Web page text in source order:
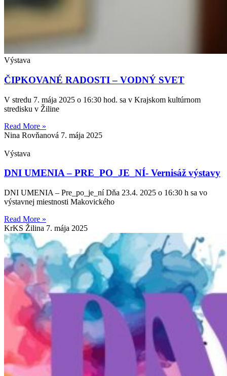
Výstava
ČIPKOVANÉ RADOSTI – VODNÝ SVET
V stredu 7. mája 2025 o 16:30 hod. sa v Krajskom kultúrnom
stredisku v Žiline
Read More »
Nina Rovňanová 7. mája 2025
Výstava
DNI UMENIA – PRE_PO_JE_NÍ- Vernisáž výstavy
DNI UMENIA – Pre_po_je_ní Dňa 23.4. 2025 o 16:30 h sa vo
výstavnej miestnosti Makovického
Read More »
KrKS Žilina 7. mája 2025